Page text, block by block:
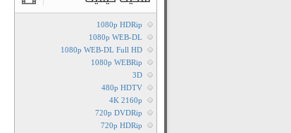
1080p HDRip
1080p WEB-DL
1080p WEB-DL Full HD
1080p WEBRip
3D
480p HDTV
4K 2160p
720p DVDRip
720p HDRip